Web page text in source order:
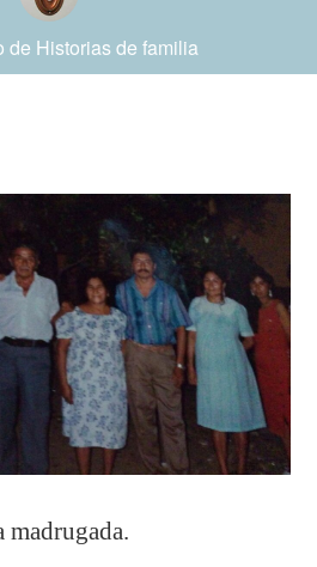
de Historias de familia
madrugada.